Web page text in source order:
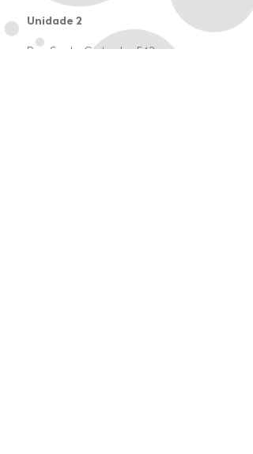
Unidade 2
Rua Santa Gertrudes, 543